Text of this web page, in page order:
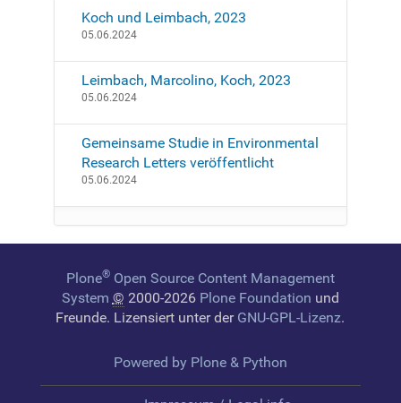
Koch und Leimbach, 2023
05.06.2024
Leimbach, Marcolino, Koch, 2023
05.06.2024
Gemeinsame Studie in Environmental
Research Letters veröffentlicht
05.06.2024
Plone®Open Source Content Management
System © 2000-2026 Plone Foundation und
Freunde. Lizensiert unter der GNU-GPL-Lizenz.
Powered by Plone & Python